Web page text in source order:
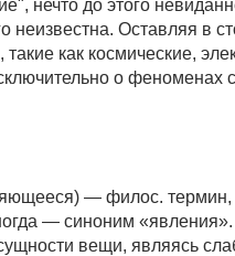
неизвестна. Оставляя в
как космические,
о феноменах
— филос.
— синоним
вещи, являясь